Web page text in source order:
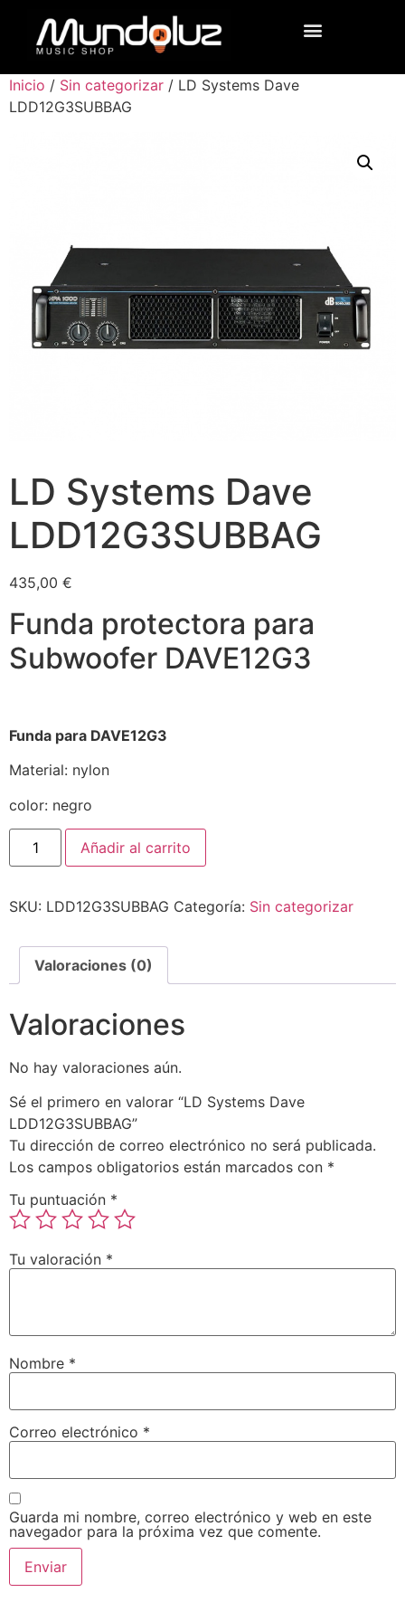
Inicio / Sin categorizar / LD Systems Dave
LDD12G3SUBBAG
LD Systems Dave
LDD12G3SUBBAG
435,00 €
Funda protectora para
Subwoofer DAVE12G3
Funda para DAVE12G3
Material: nylon
color: negro
Añadir al carrito
SKU: LDD12G3SUBBAG Categoría: Sin categorizar
Valoraciones (0)
Valoraciones
No hay valoraciones aún.
Sé el primero en valorar “LD Systems Dave
LDD12G3SUBBAG”
Tu dirección de correo electrónico no será publicada.
Los campos obligatorios están marcados con *
Tu puntuación *
Tu valoración *
Nombre *
Correo electrónico *
Guarda mi nombre, correo electrónico y web en este
navegador para la próxima vez que comente.